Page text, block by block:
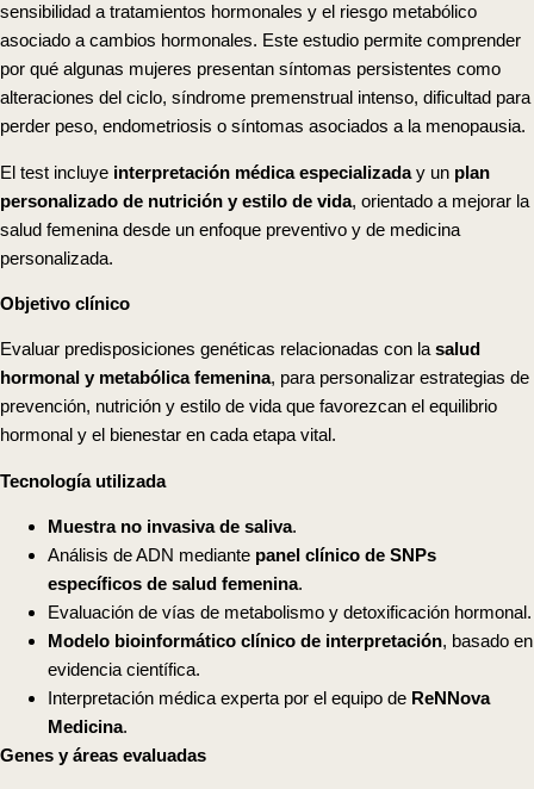
sensibilidad a tratamientos hormonales y el riesgo metabólico
asociado a cambios hormonales. Este estudio permite comprender
por qué algunas mujeres presentan síntomas persistentes como
alteraciones del ciclo, síndrome premenstrual intenso, dificultad para
perder peso, endometriosis o síntomas asociados a la menopausia.
El test incluye interpretación médica especializaday un plan
personalizado de nutrición y estilo de vida, orientado a mejorar la
salud femenina desde un enfoque preventivo y de medicina
personalizada.
Objetivo clínico
Evaluar predisposiciones genéticas relacionadas con la salud
hormonal y metabólica femenina, para personalizar estrategias de
prevención, nutrición y estilo de vida que favorezcan el equilibrio
hormonal y el bienestar en cada etapa vital.
Tecnología utilizada
Muestra no invasiva de saliva.
Análisis de ADN mediante panel clínico de SNPs
específicos de salud femenina.
Evaluación de vías de metabolismo y detoxificación hormonal.
Modelo bioinformático clínico de interpretación, basado en
evidencia científica.
Interpretación médica experta por el equipo de ReNNova
Medicina.
Genes y áreas evaluadas